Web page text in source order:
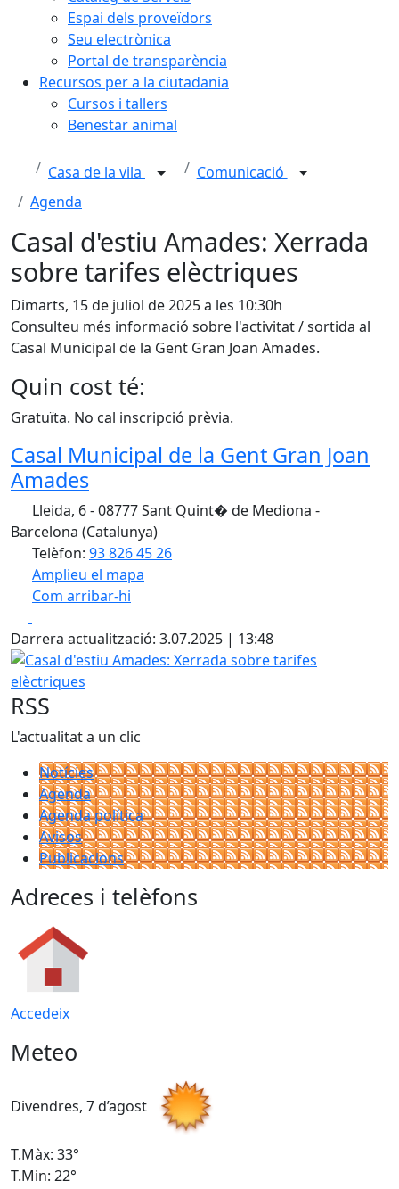
Espai dels proveïdors
Seu electrònica
Portal de transparència
Recursos per a la ciutadania
Cursos i tallers
Benestar animal
Casa de la vila
Comunicació
Agenda
Casal d'estiu Amades: Xerrada
sobre tarifes elèctriques
Dimarts, 15 de juliol de 2025 a les 10:30h
Consulteu més informació sobre l'activitat / sortida al
Casal Municipal de la Gent Gran Joan Amades.
Quin cost té:
Gratuïta. No cal inscripció prèvia.
Casal Municipal de la Gent Gran Joan
Amades
Lleida, 6 - 08777 Sant Quint� de Mediona -
Barcelona (Catalunya)
Telèfon: 93 826 45 26
Amplieu el mapa
Com arribar-hi
+
−
Darrera actualització: 3.07.2025 | 13:48
Casal d'estiu Amades: Xerrada sobre tarifes elèctriques
RSS
L'actualitat a un clic
Notícies
Agenda
Agenda política
Avisos
Publicacions
Adreces i telèfons
Accedeix
Meteo
Divendres, 7 d’agost
T.Màx: 33°
T.Min: 22°